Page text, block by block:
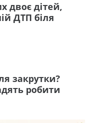
двоє дітей,
ДТП біля
закрутки?
робити